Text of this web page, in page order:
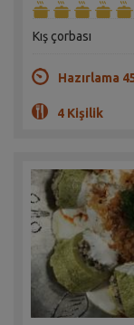
Kış çorbası
Hazırlama
4 Kişilik